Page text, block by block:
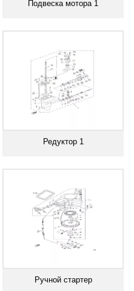
Подвеска мотора 1
Редуктор 1
Ручной стартер